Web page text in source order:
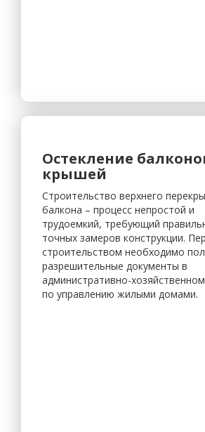
Остекление
крышей
Строительство верхнего
балкона – процесс непростой и
трудоемкий, требующий
точных замеров конструкции.
строительством необходимо
разрешительные документы в
административно-
по управлению жилыми домами.